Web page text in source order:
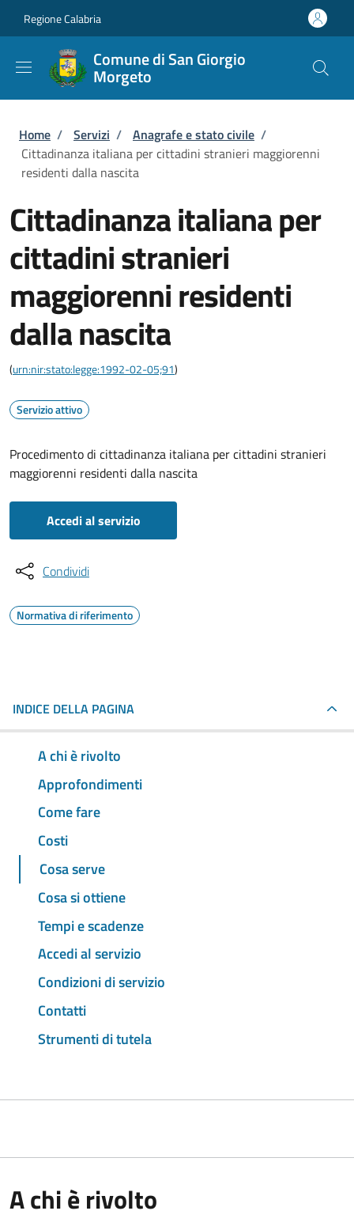
Regione Calabria
Comune di San Giorgio
Morgeto
Briciole di pane
Home / Servizi / Anagrafe e stato civile /
Cittadinanza italiana per cittadini stranieri maggiorenni
residenti dalla nascita
Cittadinanza italiana per
cittadini stranieri
maggiorenni residenti
dalla nascita
(urn:nir:stato:legge:1992-02-05;91)
Servizio attivo
Procedimento di cittadinanza italiana per cittadini stranieri
maggiorenni residenti dalla nascita
Accedi al servizio
Condividi
Normativa di riferimento
INDICE DELLA PAGINA
A chi è rivolto
Approfondimenti
Come fare
Costi
Cosa serve
Cosa si ottiene
Tempi e scadenze
Accedi al servizio
Condizioni di servizio
Contatti
Strumenti di tutela
A chi è rivolto